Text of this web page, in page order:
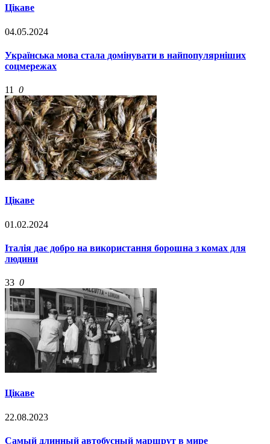
Цікаве
04.05.2024
Українська мова стала домінувати в найпопулярніших
соцмережах
11 0
Цікаве
01.02.2024
Італія дає добро на використання борошна з комах для
людини
33 0
Цікаве
22.08.2023
Самый длинный автобусный маршрут в мире